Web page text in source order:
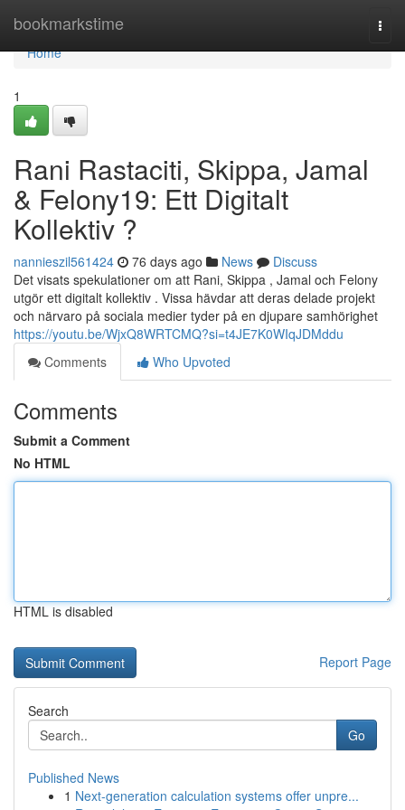
bookmarkstime
Home
Home
1
Rani Rastaciti, Skippa, Jamal
& Felony19: Ett Digitalt
Kollektiv ?
nannieszil561424 76 days ago News
Discuss
Det visats spekulationer om att Rani, Skippa , Jamal och Felony
utgör ett digitalt kollektiv . Vissa hävdar att deras delade projekt
och närvaro på sociala medier tyder på en djupare samhörighet
https://youtu.be/WjxQ8WRTCMQ?si=t4JE7K0WIqJDMddu
Comments
Who Upvoted
Comments
Submit a Comment
No HTML
HTML is disabled
Report Page
Search
Go
Published News
1 Next-generation calculation systems offer unpre...